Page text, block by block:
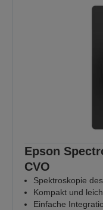
Epson
CVO
Spektroskopie
Kompakt und
Einfache